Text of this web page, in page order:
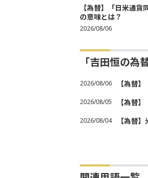
【為替】「日米通貨
の意味とは？
2026/08/06
「吉田恒の為
2026/08/06 【為替
2026/08/05 【為替
2026/08/04 【為替